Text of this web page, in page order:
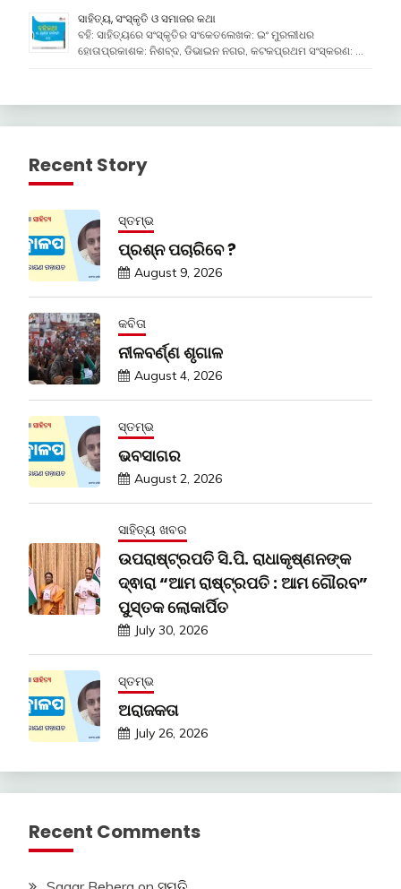
ସାହିତ୍ୟ, ସଂସ୍କୃତି ଓ ସମାଜର କଥା
ବହି: ସାହିତ୍ୟରେ ସଂସ୍କୃତିର ସଂକେତଲେଖକ: ଇଂ ମୁରଲୀଧର
ହୋତାପ୍ରକାଶକ: ନିଶବ୍ଦ, ଡିଭାଇନ ନଗର, କଟକପ୍ରଥମ ସଂସ୍କରଣ: …
Recent Story
ସ୍ତମ୍ଭ
ପ୍ରଶ୍ନ ପଚାରିବେ ?
August 9, 2026
କବିତା
ନୀଳବର୍ଣ୍ଣ ଶୃଗାଳ
August 4, 2026
ସ୍ତମ୍ଭ
ଭବସାଗର
August 2, 2026
ସାହିତ୍ୟ ଖବର
ଉପରାଷ୍ଟ୍ରପତି ସି.ପି. ରାଧାକୃଷ୍ଣନଙ୍କ
ଦ୍ଵାରା “ଆମ ରାଷ୍ଟ୍ରପତି : ଆମ ଗୌରବ”
ପୁସ୍ତକ ଲୋକାର୍ପିତ
July 30, 2026
ସ୍ତମ୍ଭ
ଅରାଜକତା
July 26, 2026
Recent Comments